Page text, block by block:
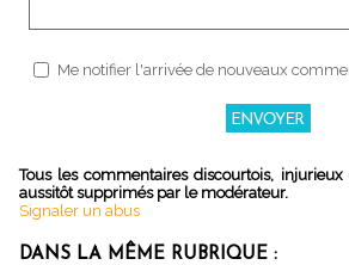
Me notifier l'arrivée de nouveaux
Tous les commentaires discourtois,
aussitôt supprimés par le modérateur.
Signaler un abus
DANS LA MÊME RUBRIQUE :